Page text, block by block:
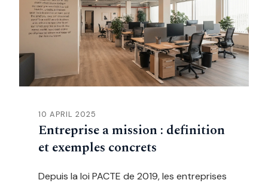
10 APRIL 2025
Entreprise a mission : definition
et exemples concrets
Depuis la loi PACTE de 2019, les entreprises